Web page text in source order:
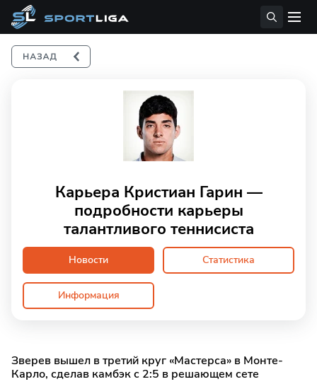
Карьера Кристиан Гарин —
подробности карьеры
талантливого теннисиста
Новости Статистика
Информация
Зверев вышел в третий круг «Мастерса» в Монте-
Карло, сделав камбэк с 2:5 в решающем сете